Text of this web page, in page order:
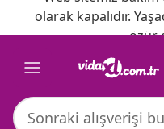
olarak kapalıdır.
özür